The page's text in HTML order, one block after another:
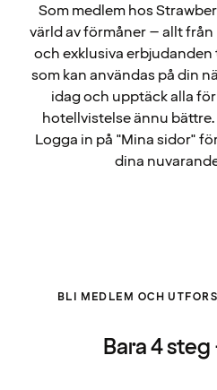
Som medlem hos
värld av förmåner – allt
och exklusiva
som kan användas på din
idag och upptäck alla
hotellvistelse ännu
Logga in på "Mina sidor"
dina
BLI MEDLEM OCH
Bara 4